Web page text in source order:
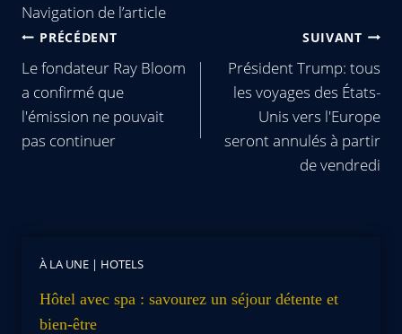
Navigation de l’article
PRÉCÉDENT
Le fondateur Ray Bloom
a confirmé que
l'émission ne pouvait
pas continuer
SUIVANT
Président Trump: tous
les voyages des États-
Unis vers l'Europe
seront annulés à partir
de vendredi
À LA UNE | HOTELS
Hôtel avec spa : savourez un séjour détente et
bien-être